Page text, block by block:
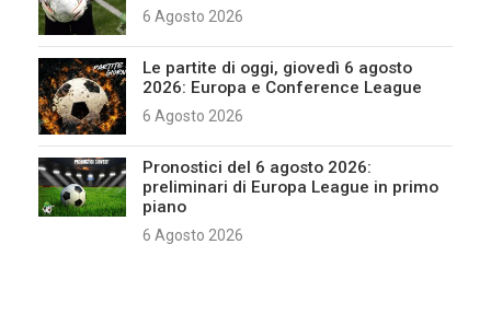
6 Agosto 2026
Le partite di oggi, giovedì 6 agosto
2026: Europa e Conference League
6 Agosto 2026
Pronostici del 6 agosto 2026:
preliminari di Europa League in primo
piano
6 Agosto 2026